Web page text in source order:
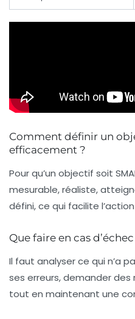
Comment définir un
efficacement ?
Pour qu’un objectif soit
mesurable, réaliste,
défini, ce qui facilite
Que faire en cas
Il faut analyser ce qui n’a
ses erreurs, demander
tout en maintenant une